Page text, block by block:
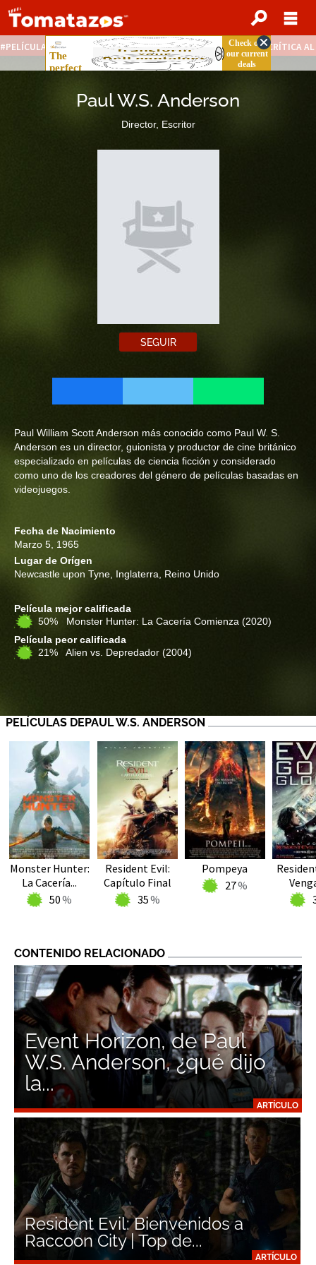
PELÍCULAS STREAMING GRATIS NOTICIAS DESTACADAS CRÍTICA
Paul W.S. Anderson
Director, Escritor
SEGUIR
Paul William Scott Anderson más conocido como Paul W. S.
Anderson es un director, guionista y productor de cine británico
especializado en películas de ciencia ficción y considerado
como uno de los creadores del género de películas basadas en
videojuegos.
Fecha de Nacimiento
Marzo 5, 1965
Lugar de Orígen
Newcastle upon Tyne, Inglaterra, Reino Unido
Película mejor calificada
50% Monster Hunter: La Cacería Comienza (2020)
Película peor calificada
21% Alien vs. Depredador (2004)
PELÍCULAS DEPAUL W.S. ANDERSON
Monster Hunter:
La Cacería...
50
Resident Evil:
Capítulo Final
35
Pompeya
27
CONTENIDO RELACIONADO
ARTÍCULO
Event Horizon, de Paul
W.S. Anderson, ¿qué dijo
la...
ARTÍCULO
Resident Evil: Bienvenidos a
Raccoon City | Top de...